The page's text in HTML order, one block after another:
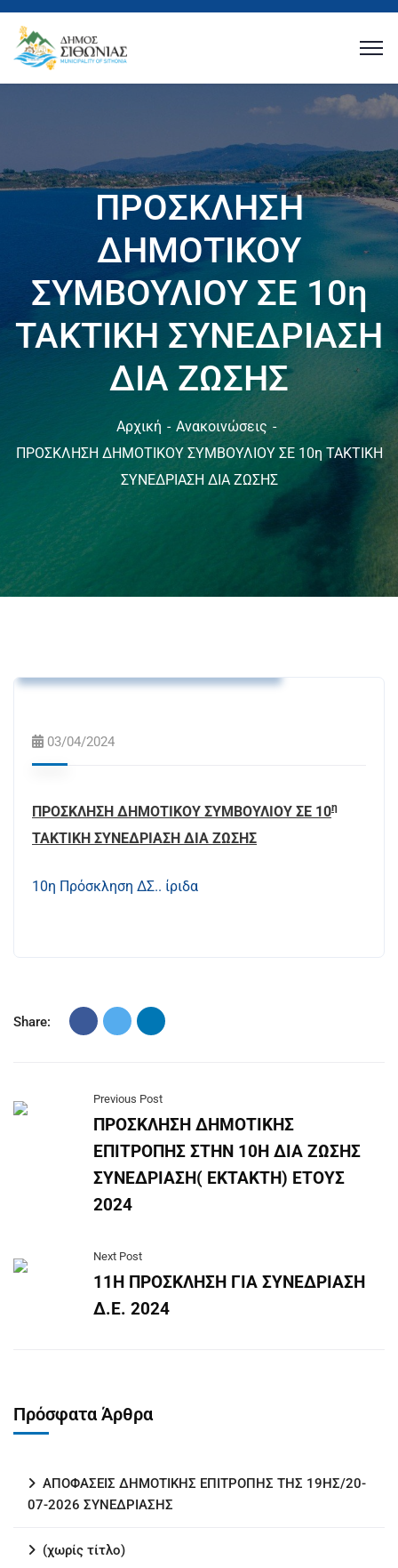
ΠΡΟΣΚΛΗΣΗ
ΔΗΜΟΤΙΚΟΥ
ΣΥΜΒΟΥΛΙΟΥ ΣΕ 10η
ΤΑΚΤΙΚΗ ΣΥΝΕΔΡΙΑΣΗ
ΔΙΑ ΖΩΣΗΣ
Αρχική
Ανακοινώσεις
ΠΡΟΣΚΛΗΣΗ ΔΗΜΟΤΙΚΟΥ ΣΥΜΒΟΥΛΙΟΥ ΣΕ 10η ΤΑΚΤΙΚΗ
ΣΥΝΕΔΡΙΑΣΗ ΔΙΑ ΖΩΣΗΣ
03/04/2024
ΠΡΟΣΚΛΗΣΗ ΔΗΜΟΤΙΚΟΥ ΣΥΜΒΟΥΛΙΟΥ ΣΕ 10η
ΤΑΚΤΙΚΗ ΣΥΝΕΔΡΙΑΣΗ ΔΙΑ ΖΩΣΗΣ
10η Πρόσκληση ΔΣ.. ίριδα
Share:
Previous Post
ΠΡΟΣΚΛΗΣΗ ΔΗΜΟΤΙΚΗΣ
ΕΠΙΤΡΟΠΗΣ ΣΤΗΝ 10Η ΔΙΑ ΖΩΣΗΣ
ΣΥΝΕΔΡΙΑΣΗ( ΕΚΤΑΚΤΗ) ΕΤΟΥΣ
2024
Next Post
11Η ΠΡΟΣΚΛΗΣΗ ΓΙΑ ΣΥΝΕΔΡΙΑΣΗ
Δ.Ε. 2024
Πρόσφατα Άρθρα
ΑΠΟΦΑΣΕΙΣ ΔΗΜΟΤΙΚΗΣ ΕΠΙΤΡΟΠΗΣ ΤΗΣ 19ΗΣ/20-
07-2026 ΣΥΝΕΔΡΙΑΣΗΣ
(χωρίς τίτλο)